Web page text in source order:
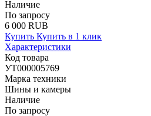
Наличие
По запросу
6 000 RUB
Купить Купить в 1 клик
Характеристики
Код товара
УТ000005769
Марка техники
Шины и камеры
Наличие
По запросу